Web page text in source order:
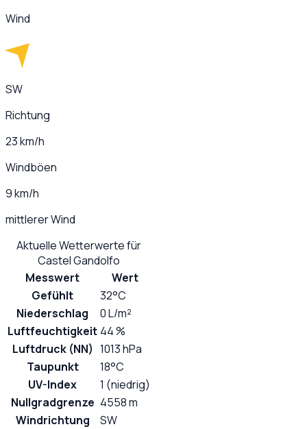
Wind
SW
Richtung
23 km/h
Windböen
9 km/h
mittlerer Wind
Aktuelle Wetterwerte für
Castel Gandolfo
Messwert
Wert
Gefühlt
32°C
Niederschlag
0 L/m²
Luftfeuchtigkeit 44 %
Luftdruck (NN) 1013 hPa
Taupunkt
18°C
UV-Index
1 (niedrig)
Nullgradgrenze 4558 m
Windrichtung
SW